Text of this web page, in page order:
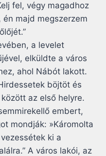
fel, végy magadhoz
majd megszerzem
a levelet
elküldte a város
ahol Nábót lakott.
böjtöt és
az első helyre.
embert,
mondják: »Káromolta
ki a
A város lakói, az